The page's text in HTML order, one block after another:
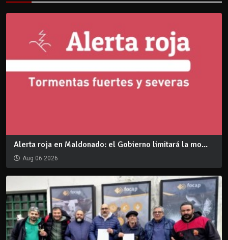
Alerta roja en Maldonado: el Gobierno limitará la mo...
Aug 06 2026